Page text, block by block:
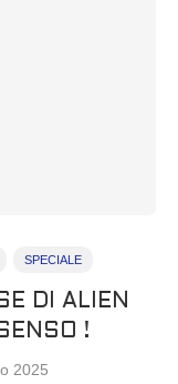
SPECIALE
DI ALIEN
!
2025